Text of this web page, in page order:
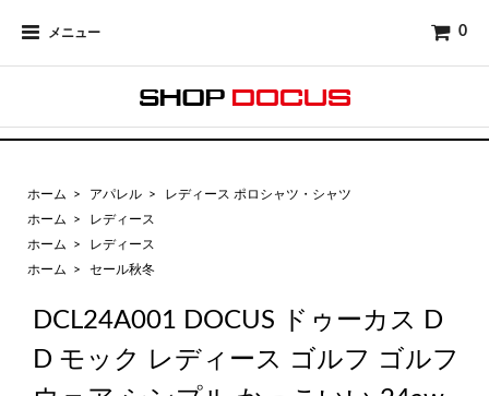
メニュー 0
ホーム > アパレル >
レディース ポロシャツ・シャツ
ホーム
>
レディース
ホーム
>
レディース
ホーム
> セール秋冬
DCL24A001 DOCUS ドゥーカス D
D モック レディース ゴルフ ゴルフ